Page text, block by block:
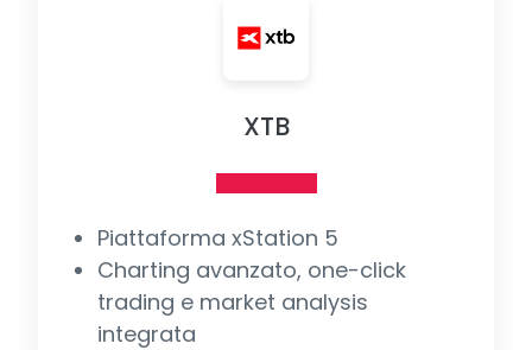
XTB
Piattaforma xStation 5
Charting avanzato, one-click
trading e market analysis
integrata